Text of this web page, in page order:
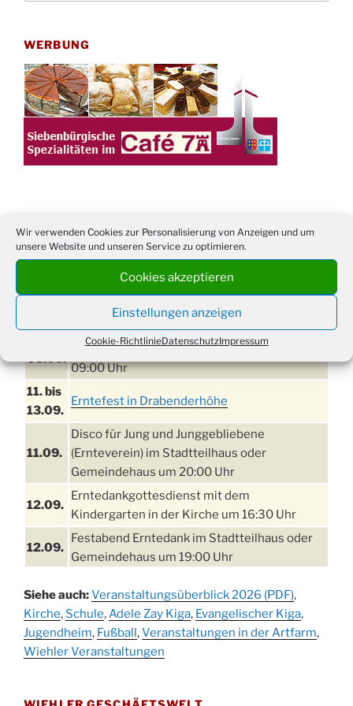
Wir verwenden Cookies zur Personalisierung von Anzeigen und um
unsere Website und unseren Service zu optimieren.
Cookies akzeptieren
Einstellungen anzeigen
Cookie-RichtlinieDatenschutzImpressum
WERBUNG
TERMINE
21. bis Sommerfreizeit der Ev. Jugend in Berlin für
Kinder ab 13 Jahren
Damen Doppel - Turnier des TC77 am
03.09.
Einschulungsgottesdienst in der Kirche um
09:00 Uhr
11. bis
13.09.
Erntefest in Drabenderhöhe
11.09.
Disco für Jung und Junggebliebene
(Ernteverein) im Stadtteilhaus oder
Gemeindehaus um 20:00 Uhr
12.09.
Erntedankgottesdienst mit dem
Kindergarten in der Kirche um 16:30 Uhr
12.09.
Festabend Erntedank im Stadtteilhaus oder
Gemeindehaus um 19:00 Uhr
13.09.
Stadtteilhaus um 14:00 Uhr
19.09.
Schlagerabend im Stadtteilhaus
Drabenderhöhe
Siehe auch:Veranstaltungsüberblick 2026 (PDF),
Kirche, Schule,Adele Zay Kiga, Evangelischer Kiga,
Jugendheim, Fußball,Veranstaltungen in der Artfarm,
Wiehler Veranstaltungen